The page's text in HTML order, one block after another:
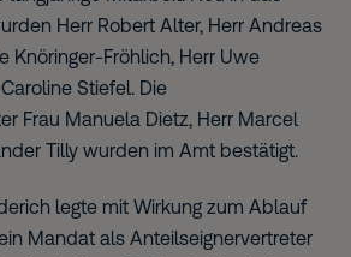
Herr Robert Alter, Herr Andreas
Knöringer-Fröhlich, Herr Uwe
Stiefel. Die
Frau Manuela Dietz, Herr Marcel
Tilly wurden im Amt bestätigt.
legte mit Wirkung zum Ablauf
Mandat als Anteilseignervertreter